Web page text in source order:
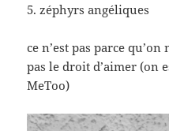
5. zéphyrs angéliques
ce n’est pas parce qu’on
pas le droit d’aimer (on
MeToo)